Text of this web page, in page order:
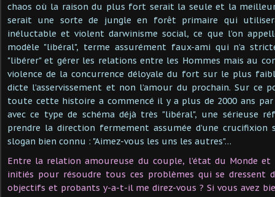
chaos où la raison du plus fort serait la seule et la
serait une sorte de jungle en forêt primaire qui
inéluctable et violent darwinisme social, ce que l’on
modèle "libéral", terme assurément faux-ami qui n’a
"libérer" et gérer les relations entre les Hommes mais au
violence de la concurrence déloyale du fort sur le plus
dicte l’asservissement et non l’amour du prochain. Sur ce
toute cette histoire a commencé il y a plus de 2000 ans
avec ce type de schéma déjà très "libéral", une sérieuse
prendre la direction fermement assumée d’une crucifixion
slogan bien connu : "Aimez-vous les uns les autres"…
Entre la relation amoureuse du couple, l’état du Monde et
initiés pour résoudre tous ces problèmes qui se dressent
objectifs et probants y-a-t-il me direz-vous ? Si vous avez